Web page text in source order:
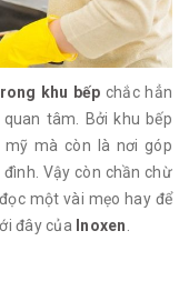
khu bếp chắc hẳn
tâm. Bởi khu bếp
mà còn là nơi góp
Vậy còn chần chừ
một vài mẹo hay để
đây của Inoxen